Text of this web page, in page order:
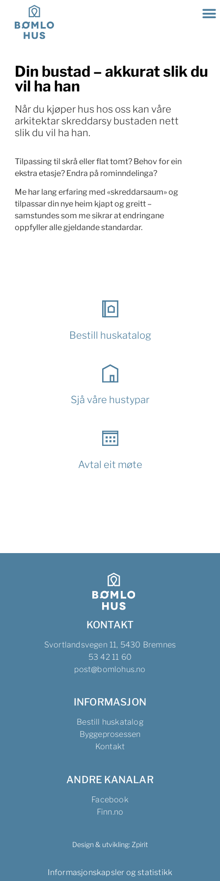
Din bustad – akkurat slik du
vil ha han
Når du kjøper hus hos oss kan våre
arkitektar skreddarsy bustaden nett
slik du vil ha han.
Tilpassing til skrå eller flat tomt? Behov for ein
ekstra etasje? Endra på rominndelinga?
Me har lang erfaring med «skreddarsaum» og
tilpassar din nye heim kjapt og greitt –
samstundes som me sikrar at endringane
oppfyller alle gjeldande standardar.
Bestill huskatalog
Sjå våre hustypar
Avtal eit møte
KONTAKT
Svortlandsvegen 11, 5430 Bremnes
53 42 11 60
post@bomlohus.no
INFORMASJON
Bestill huskatalog
Byggeprosessen
Kontakt
ANDRE KANALAR
Facebook
Finn.no
Design & utvikling: Zpirit
Informasjonskapsler og statistikk